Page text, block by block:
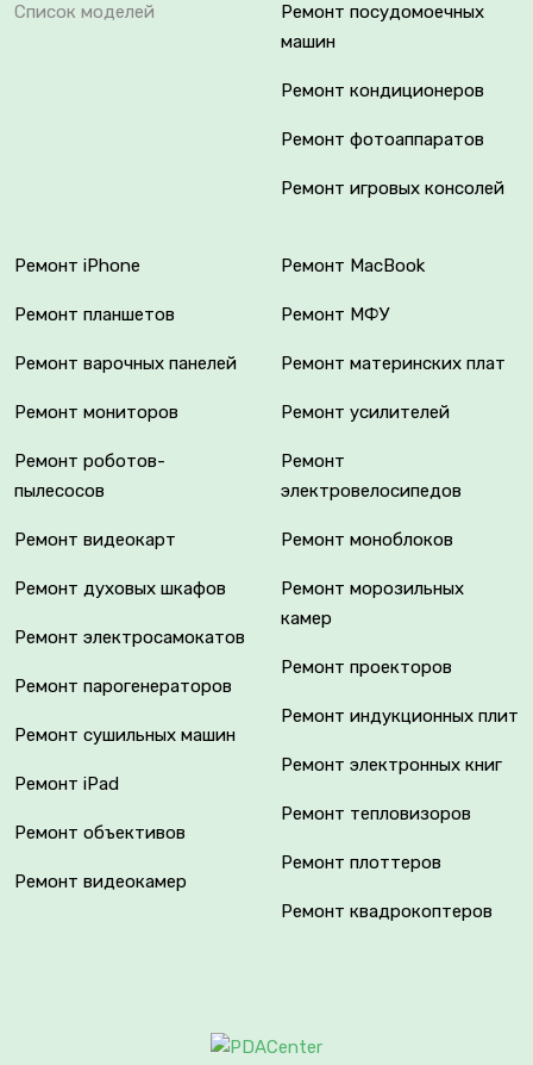
Список моделей
Ремонт посудомоечных
машин
Ремонт кондиционеров
Ремонт фотоаппаратов
Ремонт игровых консолей
Ремонт iPhone
Ремонт планшетов
Ремонт варочных панелей
Ремонт мониторов
Ремонт роботов-
пылесосов
Ремонт видеокарт
Ремонт духовых шкафов
Ремонт электросамокатов
Ремонт парогенераторов
Ремонт сушильных машин
Ремонт iPad
Ремонт объективов
Ремонт видеокамер
Ремонт MacBook
Ремонт МФУ
Ремонт материнских плат
Ремонт усилителей
Ремонт
электровелосипедов
Ремонт моноблоков
Ремонт морозильных
камер
Ремонт проекторов
Ремонт индукционных плит
Ремонт электронных книг
Ремонт тепловизоров
Ремонт плоттеров
Ремонт квадрокоптеров